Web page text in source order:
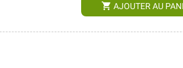
shopping_cart AJOUTER AU